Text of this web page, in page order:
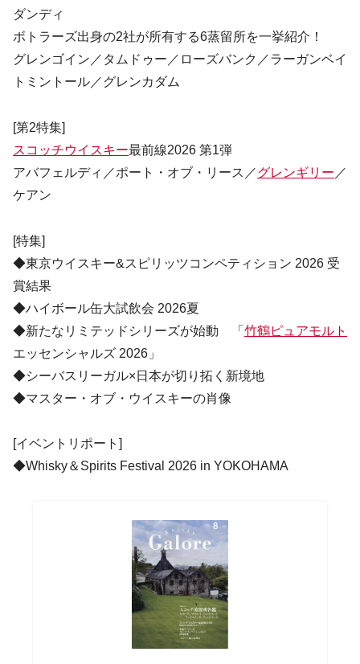
ダンディ
ボトラーズ出身の2社が所有する6蒸留所を一挙紹介！
グレンゴイン／タムドゥー／ローズバンク／ラーガンベイ
トミントール／グレンカダム
[第2特集]
スコッチウイスキー最前線2026 第1弾
アバフェルディ／ポート・オブ・リース／グレンギリー ／
ケアン
[特集]
◆東京ウイスキー&スピリッツコンペティション 2026 受
賞結果
◆ハイボール缶大試飲会 2026夏
◆新たなリミテッドシリーズが始動 「 竹鶴ピュアモルト
エッセンシャルズ 2026」
◆シーバスリーガル×日本が切り拓く新境地
◆マスター・オブ・ウイスキーの肖像
[イベントリポート]
◆Whisky＆Spirits Festival 2026 in YOKOHAMA